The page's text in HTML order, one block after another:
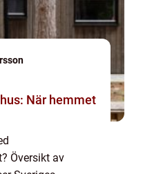
När hemmet
Översikt av